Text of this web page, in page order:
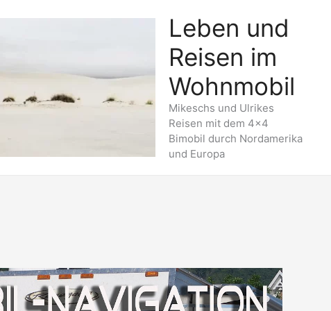
Leben und
Reisen im
Wohnmobil
Mikeschs und Ulrikes
Reisen mit dem 4x4
Bimobil durch Nordamerika
und Europa